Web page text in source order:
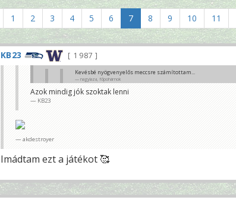
1 2 3 4 5 6 7 8 9 10 11
KB23 1 987
Kevésbé nyögvenyelős meccsre számítottam...
nagylaza, főpohárnok
Látom még nem láttál seahawks meccset 😁
Azok mindig jók szoktak lenni
KB23
akdestroyer
Imádtam ezt a játékot 🥰